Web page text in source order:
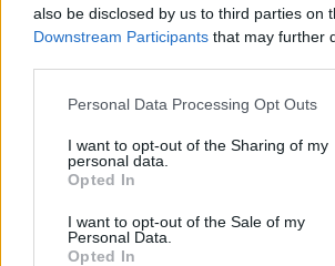
also be disclosed by us to third parties on
Downstream Participants that may further
Personal Data Processing Opt Outs
I want to opt-out of the Sharing of my
personal data.
Opted In
I want to opt-out of the Sale of my
Personal Data.
Opted In
ΕΛΛΑΔΑ 03.07.2026 11:52
PARAPOLITIKA NEWSROOM
τελευταίο "αντίο" στον
ηθοποιό, σε κλίμα
του (Εικόνες & Βίντεο)
Εγγραφή στο
Αποδέχομαι τους
και την πολιτική